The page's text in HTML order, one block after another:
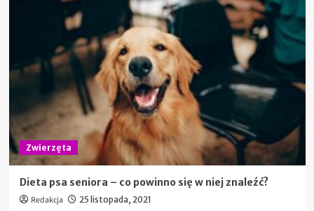
bezpieczne
karmy
dla
zwierząt
domowych
Zwierzęta
Dieta psa seniora – co powinno się w niej znaleźć?
Redakcja 25 listopada, 2021